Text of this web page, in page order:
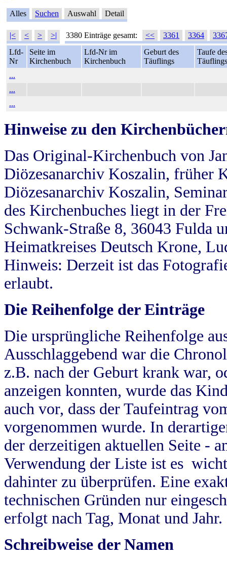
Alles Suchen Auswahl Detail
|< < > >| 3380 Einträge gesamt: << 3361 3364
Lfd-
Nr
Seite im
Kirchenbuch
Lfd-Nr im
Kirchenbuch
Geburt des
Täuflings
Taufe
Täuflings
...
...
...
Hinweise zu den
Das Original-Kirchenbuch von
Diözesanarchiv Koszalin, früher
Diözesanarchiv Koszalin,
des Kirchenbuches liegt in der
Schwank-Straße 8, 36043 Fulda
Heimatkreises Deutsch Krone,
Hinweis: Derzeit ist das
erlaubt.
Die Reihenfolge der Einträge
Die ursprüngliche Reihenfolge
Ausschlaggebend war die
z.B. nach der Geburt krank war,
anzeigen konnten, wurde das
auch vor, dass der Taufeintrag
vorgenommen wurde. In
der derzeitigen aktuellen Seite -
Verwendung der Liste ist es
dahinter zu überprüfen. Eine
technischen Gründen nur
erfolgt nach Tag, Monat und Jahr.
Schreibweise der Namen